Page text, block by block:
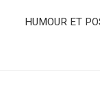
HUMOUR ET